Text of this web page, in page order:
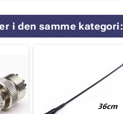
i den samme kategori: